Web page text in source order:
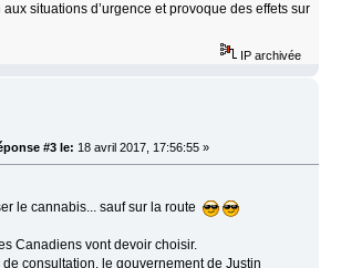
aux situations d’urgence et provoque des effets sur
IP archivée
#3 le: 18 avril 2017, 17:56:55 »
le cannabis... sauf sur la route
Canadiens vont devoir choisir.
consultation, le gouvernement de Justin